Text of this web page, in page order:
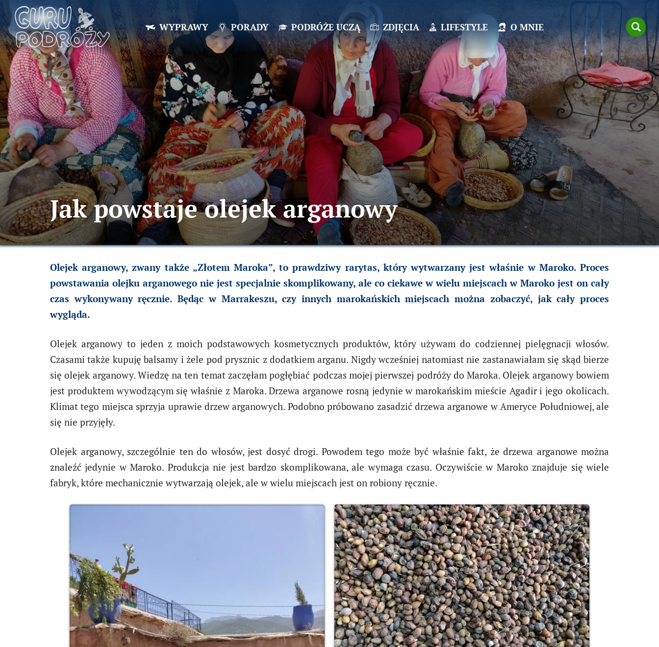
WYPRAWY PORADY PODRÓŻE UCZĄ ZDJĘCIA LIFESTYLE O MNIE
Jak powstaje olejek arganowy
Olejek arganowy, zwany także „Złotem Maroka”, to prawdziwy rarytas, który wytwarzany jest właśnie w Maroko. Proces
powstawania olejku arganowego nie jest specjalnie skomplikowany, ale co ciekawe w wielu miejscach w Maroko jest on cały
czas wykonywany ręcznie. Będąc w Marrakeszu, czy innych marokańskich miejscach można zobaczyć, jak cały proces
wygląda.
Olejek arganowy to jeden z moich podstawowych kosmetycznych produktów, który używam do codziennej pielęgnacji włosów.
Czasami także kupuję balsamy i żele pod prysznic z dodatkiem arganu. Nigdy wcześniej natomiast nie zastanawiałam się skąd bierze
się olejek arganowy. Wiedzę na ten temat zaczęłam pogłębiać podczas mojej pierwszej podróży do Maroka. Olejek arganowy bowiem
jest produktem wywodzącym się właśnie z Maroka. Drzewa arganowe rosną jedynie w marokańskim mieście Agadir i jego okolicach.
Klimat tego miejsca sprzyja uprawie drzew arganowych. Podobno próbowano zasadzić drzewa arganowe w Ameryce Południowej, ale
się nie przyjęły.
Olejek arganowy, szczególnie ten do włosów, jest dosyć drogi. Powodem tego może być właśnie fakt, że drzewa arganowe można
znaleźć jedynie w Maroko. Produkcja nie jest bardzo skomplikowana, ale wymaga czasu. Oczywiście w Maroko znajduje się wiele
fabryk, które mechanicznie wytwarzają olejek, ale w wielu miejscach jest on robiony ręcznie.